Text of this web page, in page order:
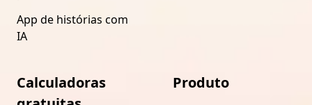
App de histórias com
IA
Calculadoras
Produto